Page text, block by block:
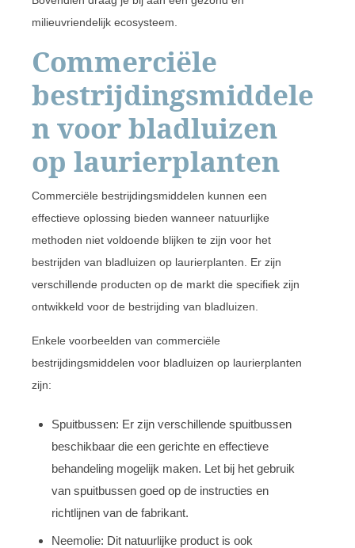
milieuvriendelijk ecosysteem.
Commerciële
bestrijdingsmiddele
n voor bladluizen
op laurierplanten
Commerciële bestrijdingsmiddelen kunnen een
effectieve oplossing bieden wanneer natuurlijke
methoden niet voldoende blijken te zijn voor het
bestrijden van bladluizen op laurierplanten. Er zijn
verschillende producten op de markt die specifiek zijn
ontwikkeld voor de bestrijding van bladluizen.
Enkele voorbeelden van commerciële
bestrijdingsmiddelen voor bladluizen op laurierplanten
zijn:
Spuitbussen: Er zijn verschillende spuitbussen
beschikbaar die een gerichte en effectieve
behandeling mogelijk maken. Let bij het gebruik
van spuitbussen goed op de instructies en
richtlijnen van de fabrikant.
Neemolie: Dit natuurlijke product is ook